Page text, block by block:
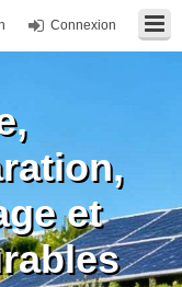
Connexion
et